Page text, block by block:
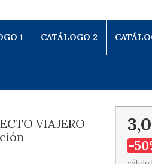
1 CATÁLOGO 2
VIAJERO -
-